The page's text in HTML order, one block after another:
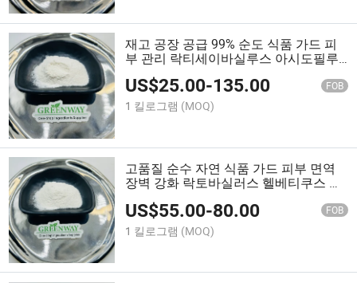
재고 공장 공급 99% 순도 식품 가드 피
부 관리 락티세이바실루스 아시도필루
스 분말
US$25.00-135.00 FOB
1 킬로그램 (MOQ)
고품질 순수 자연 식품 가드 피부 면역
장벽 강화 락토바실러스 헬베티쿠스 분
US$55.00-80.00 FOB
1 킬로그램 (MOQ)